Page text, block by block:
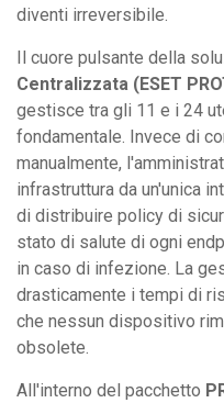
diventi irreversibile.
Il cuore pulsante della
Centralizzata (ESET
gestisce tra gli 11 e i 24
fondamentale. Invece di
manualmente,
infrastruttura da un'unica
di distribuire policy di
stato di salute di ogni
in caso di infezione. La
drasticamente i tempi di
che nessun dispositivo
obsolete.
All'interno del pacchetto